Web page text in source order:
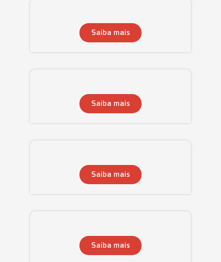
Saiba mais
Saiba mais
Saiba mais
Saiba mais